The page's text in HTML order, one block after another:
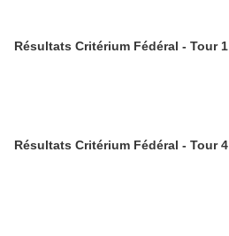
Résultats Critérium Fédéral - Tour 1
Résultats Critérium Fédéral - Tour 4